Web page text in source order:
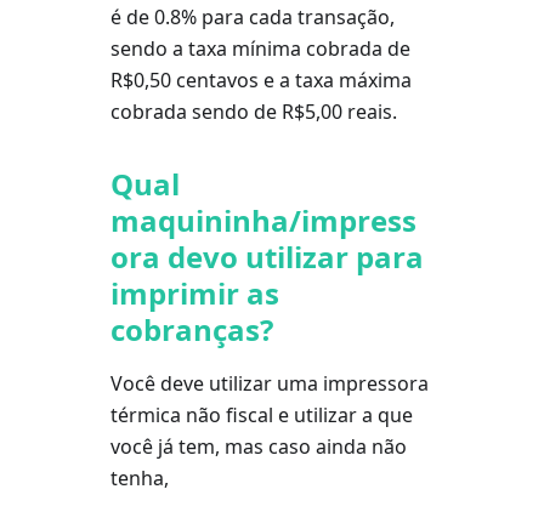
é de 0.8% para cada transação,
sendo a taxa mínima cobrada de
R$0,50 centavos e a taxa máxima
cobrada sendo de R$5,00 reais.
Qual
maquininha/impress
ora devo utilizar para
imprimir as
cobranças?
Você deve utilizar uma impressora
térmica não fiscal e utilizar a que
você já tem, mas caso ainda não
tenha,